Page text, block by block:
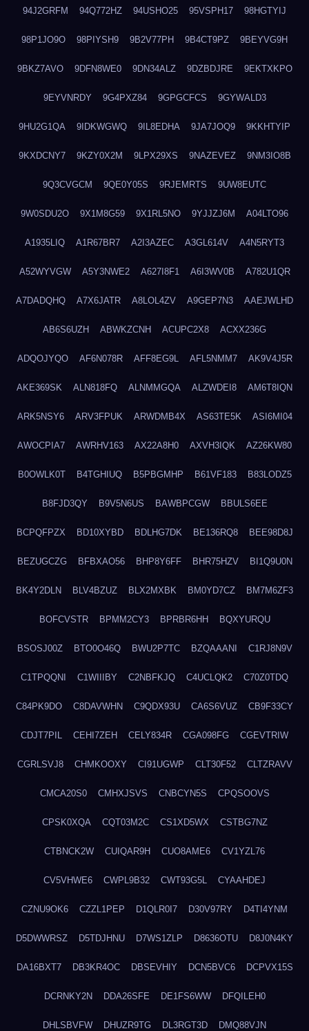
94J2GRFM 94Q772HZ 94USHO25 95VSPH17 98HGTYIJ
98P1JO9O 98PIYSH9 9B2V77PH 9B4CT9PZ 9BEYVG9H
9BKZ7AVO 9DFN8WE0 9DN34ALZ 9DZBDJRE 9EKTXKPO
9EYVNRDY 9G4PXZ84 9GPGCFCS 9GYWALD3
9HU2G1QA 9IDKWGWQ 9IL8EDHA 9JA7JOQ9 9KKHTYIP
9KXDCNY7 9KZY0X2M 9LPX29XS 9NAZEVEZ 9NM3IO8B
9Q3CVGCM 9QE0Y05S 9RJEMRTS 9UW8EUTC
9W0SDU2O 9X1M8G59 9X1RL5NO 9YJJZJ6M A04LTO96
A1935LIQ A1R67BR7 A2I3AZEC A3GL614V A4N5RYT3
A52WYVGW A5Y3NWE2 A627I8F1 A6I3WV0B A782U1QR
A7DADQHQ A7X6JATR A8LOL4ZV A9GEP7N3 AAEJWLHD
AB6S6UZH ABWKZCNH ACUPC2X8 ACXX236G
ADQOJYQO AF6N078R AFF8EG9L AFL5NMM7 AK9V4J5R
AKE369SK ALN818FQ ALNMMGQA ALZWDEI8 AM6T8IQN
ARK5NSY6 ARV3FPUK ARWDMB4X AS63TE5K ASI6MI04
AWOCPIA7 AWRHV163 AX22A8H0 AXVH3IQK AZ26KW80
B0OWLK0T B4TGHIUQ B5PBGMHP B61VF183 B83LODZ5
B8FJD3QY B9V5N6US BAWBPCGW BBULS6EE
BCPQFPZX BD10XYBD BDLHG7DK BE136RQ8 BEE98D8J
BEZUGCZG BFBXAO56 BHP8Y6FF BHR75HZV BI1Q9U0N
BK4Y2DLN BLV4BZUZ BLX2MXBK BM0YD7CZ BM7M6ZF3
BOFCVSTR BPMM2CY3 BPRBR6HH BQXYURQU
BSOSJ00Z BTO0O46Q BWU2P7TC BZQAAANI C1RJ8N9V
C1TPQQNI C1WIIIBY C2NBFKJQ C4UCLQK2 C70Z0TDQ
C84PK9DO C8DAVWHN C9QDX93U CA6S6VUZ CB9F33CY
CDJT7PIL CEHI7ZEH CELY834R CGA098FG CGEVTRIW
CGRLSVJ8 CHMKOOXY CI91UGWP CLT30F52 CLTZRAVV
CMCA20S0 CMHXJSVS CNBCYN5S CPQSOOVS
CPSK0XQA CQT03M2C CS1XD5WX CSTBG7NZ
CTBNCK2W CUIQAR9H CUO8AME6 CV1YZL76
CV5VHWE6 CWPL9B32 CWT93G5L CYAAHDEJ
CZNU9OK6 CZZL1PEP D1QLR0I7 D30V97RY D4TI4YNM
D5DWWRSZ D5TDJHNU D7WS1ZLP D8636OTU D8J0N4KY
DA16BXT7 DB3KR4OC DBSEVHIY DCN5BVC6 DCPVX15S
DCRNKY2N DDA26SFE DE1FS6WW DFQILEH0
DHLSBVFW DHUZR9TG DL3RGT3D DMQ88VJN